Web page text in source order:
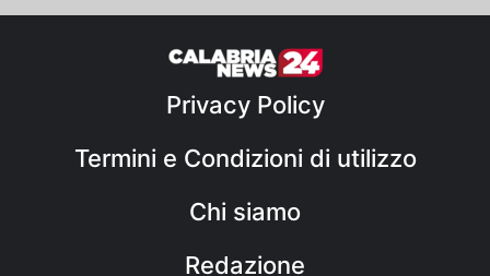
Privacy Policy
Termini e Condizioni di utilizzo
Chi siamo
Redazione